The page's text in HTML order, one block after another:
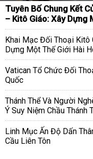
Tuyên Bố Chung Kết
– Kitô Giáo: Xây Dựng
Khai Mạc Đối Thoại Kitô
Dựng Một Thế Giới Hài
Vatican Tổ Chức Đối
Quốc
Thánh Thể Và Người
Ý Suy Niệm Chầu Thánh
Linh Mục Ấn Độ Dấn
Cầu Liên Tôn